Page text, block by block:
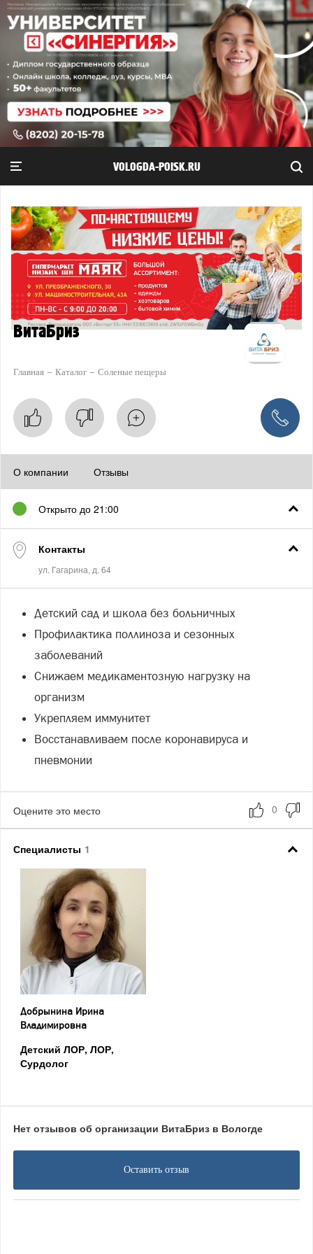
VOLOGDA-POISK.RU
ВитаБриз
Главная Каталог Соленые пещеры
О компании Отзывы
Открыто до 21:00
Контакты
Детский сад и школа без больничных
Профилактика поллиноза и сезонных
заболеваний
Снижаем медикаментозную нагрузку на
организм
Укрепляем иммунитет
Восстанавливаем после коронавируса и
пневмонии
Оцените это место
Специалисты 1
Добрынина Ирина
Владимировна
Детский ЛОР ЛОР
Сурдолог
Нет отзывов об организации ВитаБриз в Вологде
Оставить отзыв